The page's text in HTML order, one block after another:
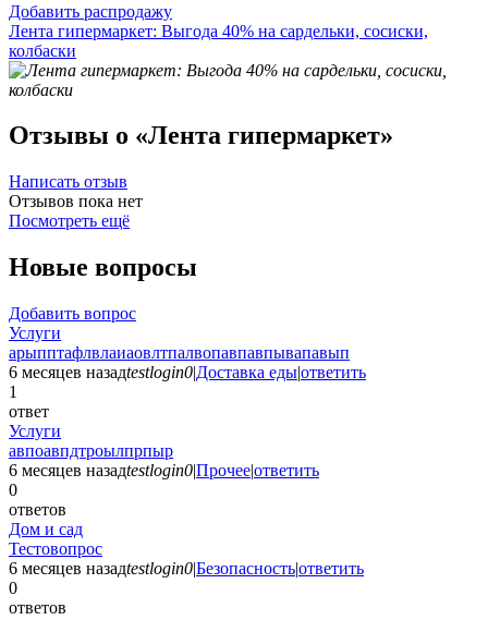
Добавить распродажу
Лента гипермаркет: Выгода 40% на сардельки, сосиски,
колбаски
Отзывы о «Лента гипермаркет»
Написать отзыв
Отзывов пока нет
Посмотреть ещё
Новые вопросы
Добавить вопрос
Услуги
арыпптафлвлаиаовлтпалвопавпавпывапавып
6 месяцев назадtestlogin0|Доставка еды|ответить
1
ответ
Услуги
авпоавпдтроылпрпыр
6 месяцев назадtestlogin0|Прочее|ответить
0
ответов
Дом и сад
Тестовопрос
6 месяцев назадtestlogin0|Безопасность|ответить
0
ответов